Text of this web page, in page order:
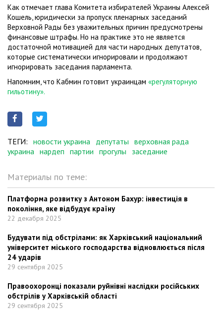
Как отмечает глава Комитета избирателей Украины Алексей
Кошель, юридически за пропуск пленарных заседаний
Верховной Рады без уважительных причин предусмотрены
финансовые штрафы. Но на практике это не является
достаточной мотивацией для части народных депутатов,
которые систематически игнорировали и продолжают
игнорировать заседания парламента.
Напомним, что Кабмин готовит украинцам «регуляторную
гильотину».
ТЕГИ: новости украина депутаты верховная рада
украина нардеп партии прогулы заседание
Материалы по теме:
Платформа розвитку з Антоном Бахур: інвестиція в
покоління, яке відбудує країну
22 декабря 2025
Будувати під обстрілами: як Харківський національний
університет міського господарства відновлюється після
24 ударів
29 сентября 2025
Правоохоронці показали руйнівні наслідки російських
обстрілів у Харківській області
29 сентября 2025